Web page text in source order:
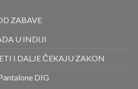
ZABAVE
U INDIJI
I DALJE ČEKAJU ZAKON
DIG